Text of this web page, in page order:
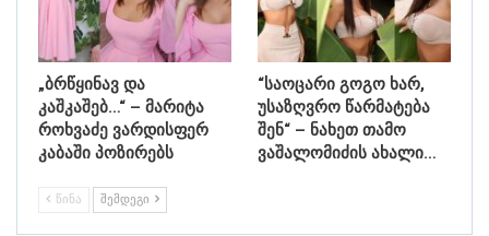
„ბრწყინავ და
კაშკაშებ…“ – მარიტა
როხვაძე ვარდისფერ
კაბაში პოზირებს
“საოცარი გოგო ხარ,
უსაზღვრო წარმატება
შენ“ – ნახეთ თამო
ვაშალომიძის ახალი…
ᲬᲘᲜᲐ ᲨᲔᲛᲓᲔᲒᲘ